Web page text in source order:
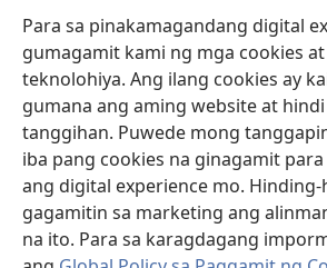
Para sa pinakamagandang digital
gumagamit kami ng mga cookies
teknolohiya. Ang ilang cookies ay
gumana ang aming website at
tanggihan. Puwede mong
iba pang cookies na ginagamit
ang digital experience mo.
gagamitin sa marketing ang
na ito. Para sa karagdagang
kalakip na resolusyong
kay Jehova” na sadyang para “Sa
mga Tao.” Napagtanto nila na
Jehova, isang malaking
sa kanila upang ihatid ang babalang
kaniyang Salita. (Ezek. 3:17-21) Ang
ay hindi nila basta inihulog sa koreo
ng mga pinto. Ang mga ito’y
Dumalaw sila sa lahat ng mga klero,
magagawa, sa mga pulitiko, opisyal